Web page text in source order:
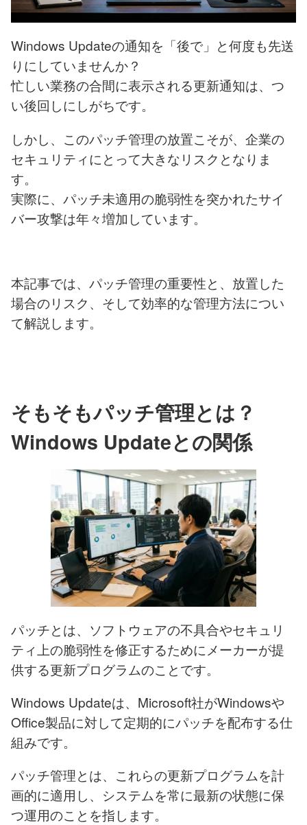
Windows Updateの通知を「後で」と何度も先送
りにしていませんか？
忙しい業務の合間に表示される更新通知は、つ
い後回しにしがちです。
しかし、このパッチ管理の放置こそが、企業の
セキュリティにとって大きなリスクとなりま
す。
実際に、パッチ未適用の脆弱性を突かれたサイ
バー攻撃は年々増加しています。
本記事では、パッチ管理の重要性と、放置した
場合のリスク、そして効率的な管理方法につい
て解説します。
そもそもパッチ管理とは？
Windows Updateとの関係
パッチとは、ソフトウェアの不具合やセキュリ
ティ上の脆弱性を修正するためにメーカーが提
供する更新プログラムのことです。
Windows Updateは、Microsoft社がWindowsや
Office製品に対して定期的にパッチを配布する仕
組みです。
パッチ管理とは、これらの更新プログラムを計
画的に適用し、システムを常に最新の状態に保
つ運用のことを指します。